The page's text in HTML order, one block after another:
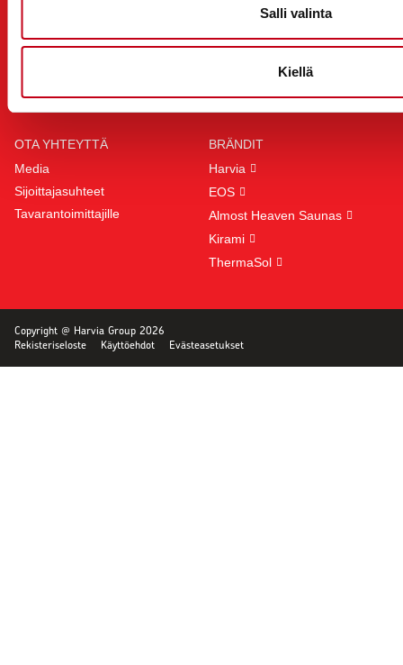
Salli valinta
Kiellä
OTA YHTEYTTÄ
Media
Sijoittajasuhteet
Tavarantoimittajille
BRÄNDIT
Harvia
EOS
Almost Heaven Saunas
Kirami
ThermaSol
Copyright @ Harvia Group 2026
Rekisteriseloste
Käyttöehdot Evästeasetukset